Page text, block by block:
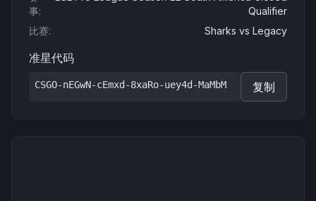
事:
Qualifier
比赛: Sharks vs Legacy
准星代码
CSGO-nEGwN-cEmxd-8xaRo-uey4d-MaMbM 复制